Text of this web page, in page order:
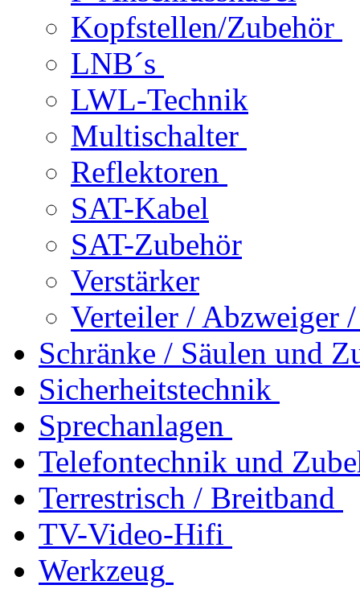
Kopfstellen/Zubehör
LNB´s
LWL-Technik
Multischalter
Reflektoren
SAT-Kabel
SAT-Zubehör
Verstärker
Verteiler / Abzweiger
Schränke / Säulen und
Sicherheitstechnik
Sprechanlagen
Telefontechnik und
Terrestrisch / Breitband
TV-Video-Hifi
Werkzeug